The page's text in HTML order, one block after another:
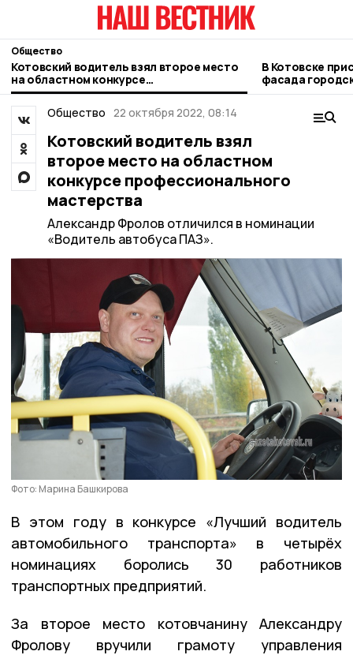
Общество
Котовский водитель взял второе место
на областном конкурсе
профессионального мастерства
В Котовске
фасада
Общество 22 октября 2022, 08:14
Котовский водитель взял
второе место на областном
конкурсе профессионального
мастерства
Александр Фролов отличился в номинации
«Водитель автобуса ПАЗ».
Фото: Марина Башкирова
В этом году в конкурсе «Лучший водитель
автомобильного транспорта» в четырёх
номинациях боролись 30 работников
транспортных предприятий.
За второе место котовчанину Александру
Фролову вручили грамоту управления